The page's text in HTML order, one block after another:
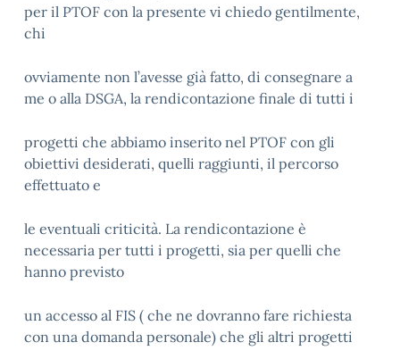
per il PTOF con la presente vi chiedo gentilmente,
chi
ovviamente non l’avesse già fatto, di consegnare a
me o alla DSGA, la rendicontazione finale di tutti i
progetti che abbiamo inserito nel PTOF con gli
obiettivi desiderati, quelli raggiunti, il percorso
effettuato e
le eventuali criticità. La rendicontazione è
necessaria per tutti i progetti, sia per quelli che
hanno previsto
un accesso al FIS ( che ne dovranno fare richiesta
con una domanda personale) che gli altri progetti